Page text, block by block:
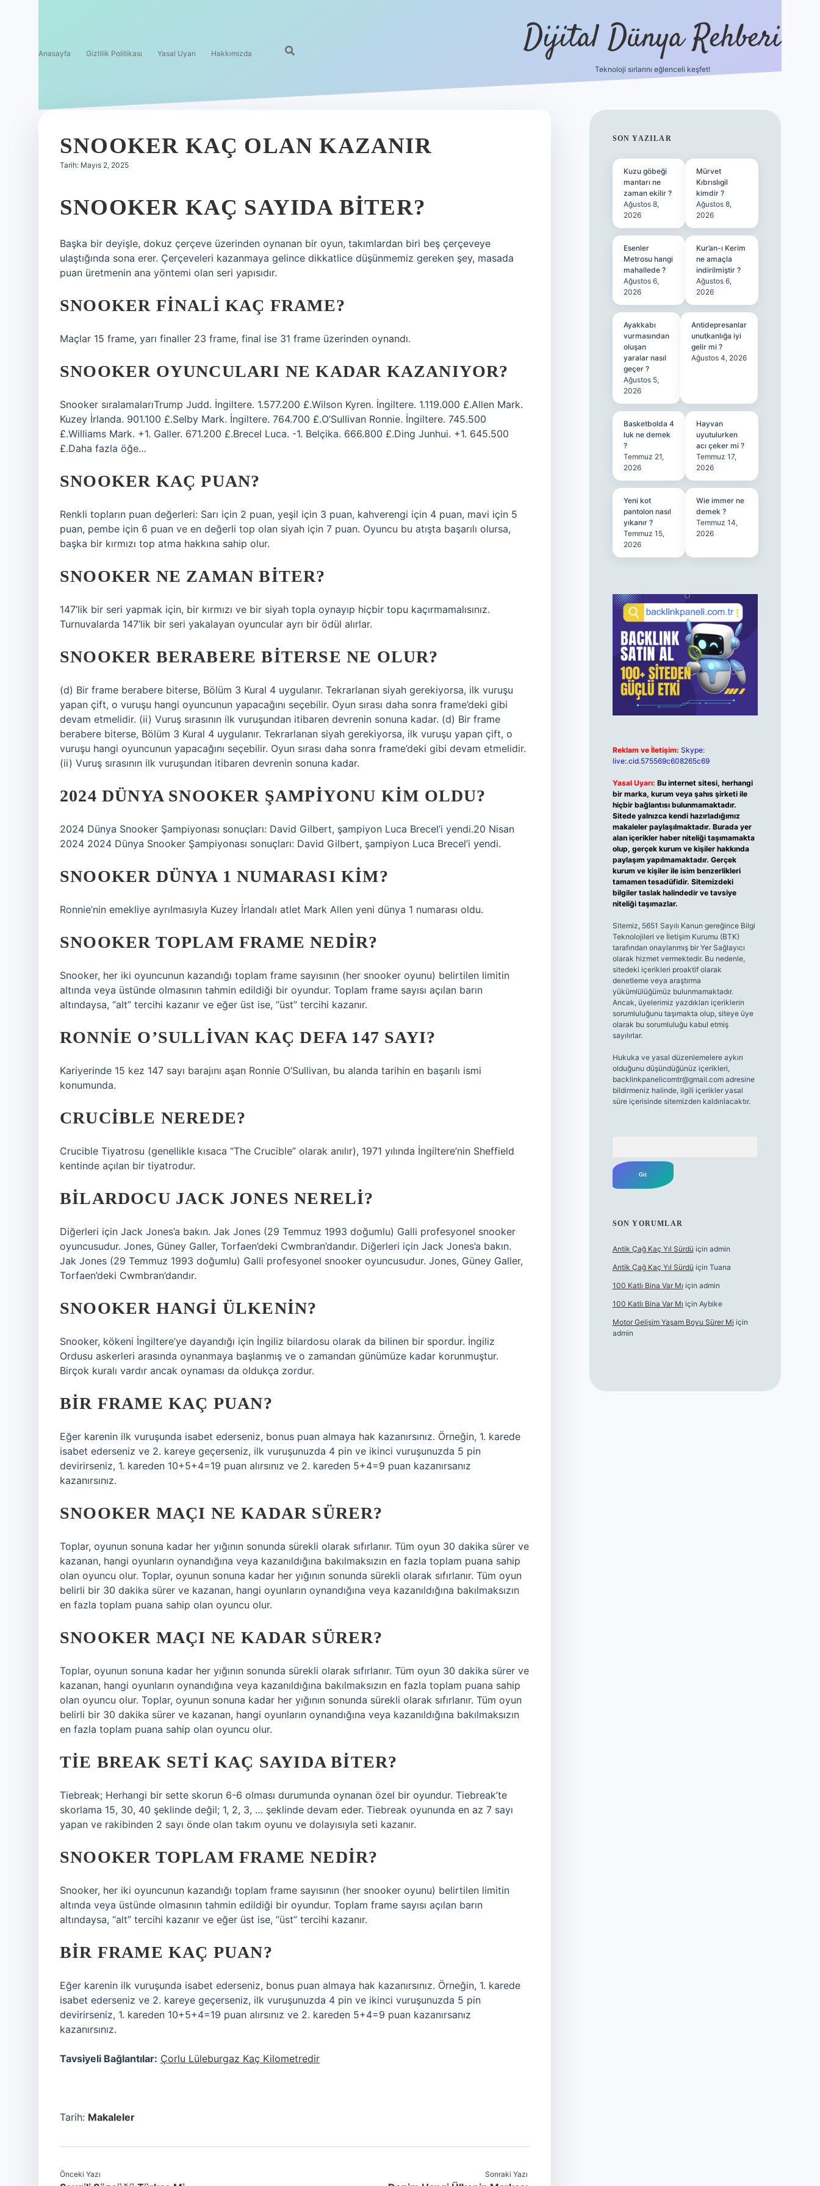
Anasayfa Gizlilik Politikası Yasal Uyarı Hakkımızda Dijital Dünya Rehberi
Teknoloji sırlarını eğlenceli keşfet!
SNOOKER KAÇ OLAN KAZANIR
Tarih: Mayıs 2, 2025
SNOOKER KAÇ SAYIDA BITER?
Başka bir deyişle, dokuz çerçeve üzerinden oynanan bir oyun, takımlardan biri beş çerçeveye
ulaştığında sona erer. Çerçeveleri kazanmaya gelince dikkatlice düşünmemiz gereken şey, masada
puan üretmenin ana yöntemi olan seri yapısıdır.
SNOOKER FINALI KAÇ FRAME?
Maçlar 15 frame, yarı finaller 23 frame, final ise 31 frame üzerinden oynandı.
SNOOKER OYUNCULARI NE KADAR KAZANIYOR?
Snooker sıralamalarıTrump Judd. İngiltere. 1.577.200 £.Wilson Kyren. İngiltere. 1.119.000 £.Allen Mark.
Kuzey İrlanda. 901.100 £.Selby Mark. İngiltere. 764.700 £.O’Sullivan Ronnie. İngiltere. 745.500
£.Williams Mark. +1. Galler. 671.200 £.Brecel Luca. -1. Belçika. 666.800 £.Ding Junhui. +1. 645.500
£.Daha fazla öğe…
SNOOKER KAÇ PUAN?
Renkli topların puan değerleri: Sarı için 2 puan, yeşil için 3 puan, kahverengi için 4 puan, mavi için 5
puan, pembe için 6 puan ve en değerli top olan siyah için 7 puan. Oyuncu bu atışta başarılı olursa,
başka bir kırmızı top atma hakkına sahip olur.
SNOOKER NE ZAMAN BITER?
147’lik bir seri yapmak için, bir kırmızı ve bir siyah topla oynayıp hiçbir topu kaçırmamalısınız.
Turnuvalarda 147’lik bir seri yakalayan oyuncular ayrı bir ödül alırlar.
SNOOKER BERABERE BITERSE NE OLUR?
(d) Bir frame berabere biterse, Bölüm 3 Kural 4 uygulanır. Tekrarlanan siyah gerekiyorsa, ilk vuruşu
yapan çift, o vuruşu hangi oyuncunun yapacağını seçebilir. Oyun sırası daha sonra frame’deki gibi
devam etmelidir. (ii) Vuruş sırasının ilk vuruşundan itibaren devrenin sonuna kadar. (d) Bir frame
berabere biterse, Bölüm 3 Kural 4 uygulanır. Tekrarlanan siyah gerekiyorsa, ilk vuruşu yapan çift, o
vuruşu hangi oyuncunun yapacağını seçebilir. Oyun sırası daha sonra frame’deki gibi devam etmelidir.
(ii) Vuruş sırasının ilk vuruşundan itibaren devrenin sonuna kadar.
2024 DÜNYA SNOOKER ŞAMPIYONU KIM OLDU?
2024 Dünya Snooker Şampiyonası sonuçları: David Gilbert, şampiyon Luca Brecel’i yendi.20 Nisan
2024 2024 Dünya Snooker Şampiyonası sonuçları: David Gilbert, şampiyon Luca Brecel’i yendi.
SNOOKER DÜNYA 1 NUMARASI KIM?
Ronnie’nin emekliye ayrılmasıyla Kuzey İrlandalı atlet Mark Allen yeni dünya 1 numarası oldu.
SNOOKER TOPLAM FRAME NEDIR?
Snooker, her iki oyuncunun kazandığı toplam frame sayısının (her snooker oyunu) belirtilen limitin
altında veya üstünde olmasının tahmin edildiği bir oyundur. Toplam frame sayısı açılan barın
altındaysa, “alt” tercihi kazanır ve eğer üst ise, “üst” tercihi kazanır.
RONNIE O’SULLIVAN KAÇ DEFA 147 SAYI?
Kariyerinde 15 kez 147 sayı barajını aşan Ronnie O’Sullivan, bu alanda tarihin en başarılı ismi
konumunda.
CRUCIBLE NEREDE?
Crucible Tiyatrosu (genellikle kısaca “The Crucible” olarak anılır), 1971 yılında İngiltere’nin Sheffield
kentinde açılan bir tiyatrodur.
BILARDOCU JACK JONES NERELI?
Diğerleri için Jack Jones’a bakın. Jak Jones (29 Temmuz 1993 doğumlu) Galli profesyonel snooker
oyuncusudur. Jones, Güney Galler, Torfaen’deki Cwmbran’dandır. Diğerleri için Jack Jones’a bakın.
Jak Jones (29 Temmuz 1993 doğumlu) Galli profesyonel snooker oyuncusudur. Jones, Güney Galler,
Torfaen’deki Cwmbran’dandır.
SNOOKER HANGI ÜLKENIN?
Snooker, kökeni İngiltere’ye dayandığı için İngiliz bilardosu olarak da bilinen bir spordur. İngiliz
Ordusu askerleri arasında oynanmaya başlanmış ve o zamandan günümüze kadar korunmuştur.
Birçok kuralı vardır ancak oynaması da oldukça zordur.
BIR FRAME KAÇ PUAN?
Eğer karenin ilk vuruşunda isabet ederseniz, bonus puan almaya hak kazanırsınız. Örneğin, 1. karede
isabet ederseniz ve 2. kareye geçerseniz, ilk vuruşunuzda 4 pin ve ikinci vuruşunuzda 5 pin
devirirseniz, 1. kareden 10+5+4=19 puan alırsınız ve 2. kareden 5+4=9 puan kazanırsanız
kazanırsınız.
SNOOKER MAÇI NE KADAR SÜRER?
Toplar, oyunun sonuna kadar her yığının sonunda sürekli olarak sıfırlanır. Tüm oyun 30 dakika sürer ve
kazanan, hangi oyunların oynandığına veya kazanıldığına bakılmaksızın en fazla toplam puana sahip
olan oyuncu olur. Toplar, oyunun sonuna kadar her yığının sonunda sürekli olarak sıfırlanır. Tüm oyun
belirli bir 30 dakika sürer ve kazanan, hangi oyunların oynandığına veya kazanıldığına bakılmaksızın
en fazla toplam puana sahip olan oyuncu olur.
SNOOKER MAÇI NE KADAR SÜRER?
Toplar, oyunun sonuna kadar her yığının sonunda sürekli olarak sıfırlanır. Tüm oyun 30 dakika sürer ve
kazanan, hangi oyunların oynandığına veya kazanıldığına bakılmaksızın en fazla toplam puana sahip
olan oyuncu olur. Toplar, oyunun sonuna kadar her yığının sonunda sürekli olarak sıfırlanır. Tüm oyun
belirli bir 30 dakika sürer ve kazanan, hangi oyunların oynandığına veya kazanıldığına bakılmaksızın
en fazla toplam puana sahip olan oyuncu olur.
TIE BREAK SETI KAÇ SAYIDA BITER?
Tiebreak; Herhangi bir sette skorun 6-6 olması durumunda oynanan özel bir oyundur. Tiebreak’te
skorlama 15, 30, 40 şeklinde değil; 1, 2, 3, … şeklinde devam eder. Tiebreak oyununda en az 7 sayı
yapan ve rakibinden 2 sayı önde olan takım oyunu ve dolayısıyla seti kazanır.
SNOOKER TOPLAM FRAME NEDIR?
Snooker, her iki oyuncunun kazandığı toplam frame sayısının (her snooker oyunu) belirtilen limitin
altında veya üstünde olmasının tahmin edildiği bir oyundur. Toplam frame sayısı açılan barın
altındaysa, “alt” tercihi kazanır ve eğer üst ise, “üst” tercihi kazanır.
BIR FRAME KAÇ PUAN?
Eğer karenin ilk vuruşunda isabet ederseniz, bonus puan almaya hak kazanırsınız. Örneğin, 1. karede
isabet ederseniz ve 2. kareye geçerseniz, ilk vuruşunuzda 4 pin ve ikinci vuruşunuzda 5 pin
devirirseniz, 1. kareden 10+5+4=19 puan alırsınız ve 2. kareden 5+4=9 puan kazanırsanız
kazanırsınız.
Tavsiyeli Bağlantılar: Çorlu Lüleburgaz Kaç Kilometredir
Tarih: Makaleler
Önceki Yazı Sonraki Yazı
SIDEBAR
SON YAZILAR
Kuzu göbeği
mantarı ne
zaman ekilir ?
Ağustos 8,
2026
Mürvet
Kıbrıslıgil
kimdir ?
Ağustos 8,
2026
Esenler
Metrosu hangi
mahallede ?
Ağustos 6,
2026
Kur’an-ı Kerim
ne amaçla
indirilmiştir ?
Ağustos 6,
2026
Ayakkabı
vurmasından
oluşan
yaralar nasıl
geçer ?
Ağustos 5,
2026
Antidepresanlar
unutkanlığa iyi
gelir mi ?
Ağustos 4, 2026
Basketbolda 4
luk ne demek
?
Temmuz 21,
2026
Hayvan
uyutulurken
acı çeker mi ?
Temmuz 17,
2026
Yeni kot
pantolon nasıl
yıkanır ?
Temmuz 15,
2026
Wie immer ne
demek ?
Temmuz 14,
2026
Reklam ve İletişim: Skype:
live:.cid.575569c608265c69
Yasal Uyarı: Bu internet sitesi, herhangi
bir marka, kurum veya şahıs şirketi ile
hiçbir bağlantısı bulunmamaktadır.
Sitede yalnızca kendi hazırladığımız
makaleler paylaşılmaktadır. Burada yer
alan içerikler haber niteliği taşımamakta
olup, gerçek kurum ve kişiler hakkında
paylaşım yapılmamaktadır. Gerçek
kurum ve kişiler ile isim benzerlikleri
tamamen tesadüfidir. Sitemizdeki
bilgiler taslak halindedir ve tavsiye
niteliği taşımazlar.
Sitemiz, 5651 Sayılı Kanun gereğince Bilgi
Teknolojileri ve İletişim Kurumu (BTK)
tarafından onaylanmış bir Yer Sağlayıcı
olarak hizmet vermektedir. Bu nedenle,
sitedeki içerikleri proaktif olarak
denetleme veya araştırma
yükümlülüğümüz bulunmamaktadır.
Ancak, üyelerimiz yazdıkları içeriklerin
sorumluluğunu taşımakta olup, siteye üye
olarak bu sorumluluğu kabul etmiş
sayılırlar.
Hukuka ve yasal düzenlemelere aykırı
olduğunu düşündüğünüz içerikleri,
backlinkpanelicomtr@gmail.comadresine
bildirmeniz halinde, ilgili içerikler yasal
süre içerisinde sitemizden kaldırılacaktır.
SON YORUMLAR
Antik Çağ Kaç Yıl Sürdü için admin
Antik Çağ Kaç Yıl Sürdü için Tuana
100 Katlı Bina Var Mı için admin
100 Katlı Bina Var Mı için Aybike
Motor Gelişim Yaşam Boyu Sürer Mi için
admin
tulipbet güncel giriş